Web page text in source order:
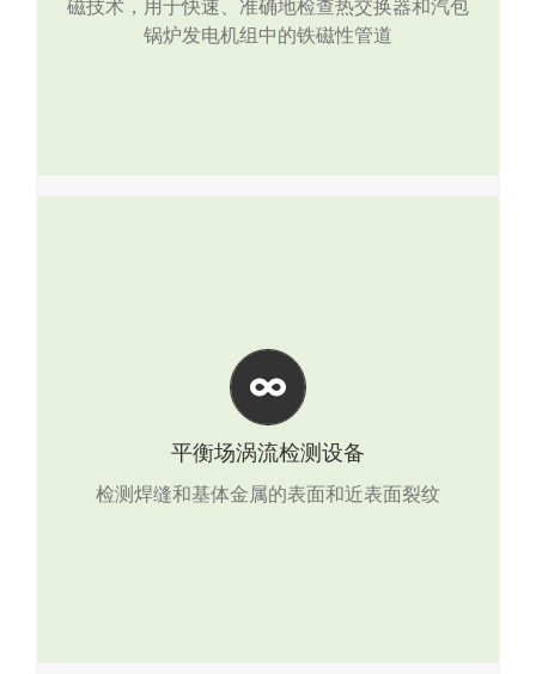
磁技术，用于快速、准确地检查热交换器和汽包
锅炉发电机组中的铁磁性管道
点击查看产品详情
平衡场涡流检测设备
检测焊缝和基体金属的表面和近表面裂纹
最快扫描速度可达0.3米/秒，Hawkeye 2000比传
统的NDT技术(如染料渗透和磁粉检测)要快得
多。
点击查看产品详情